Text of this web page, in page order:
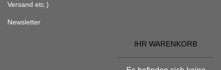
Versand etc.)
Newsletter
IHR WARENKORB